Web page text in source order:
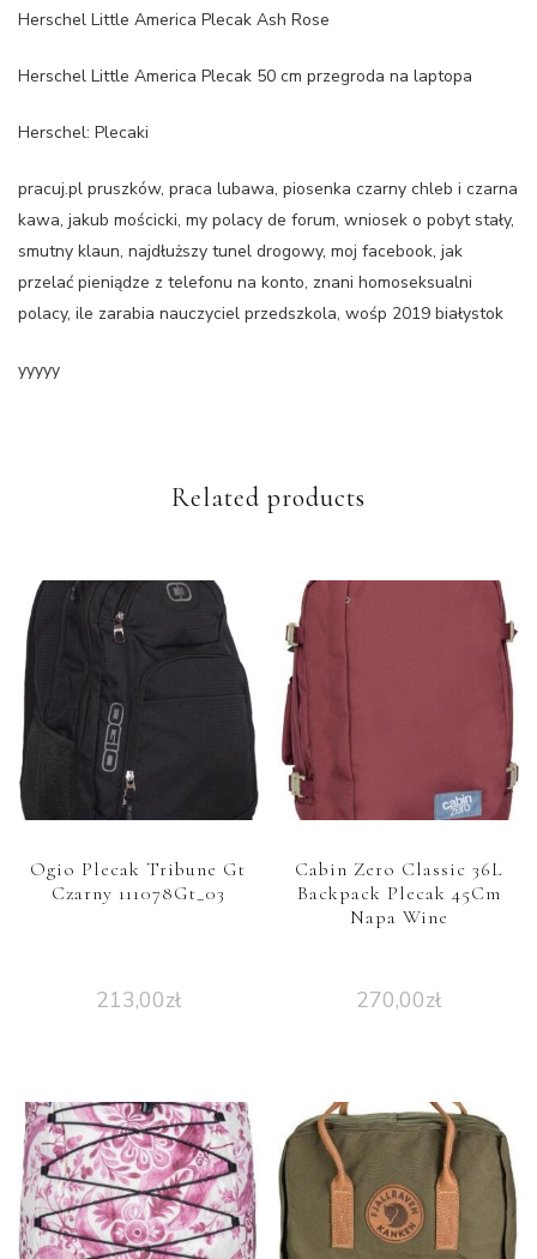
Herschel Little America Plecak Ash Rose
Herschel Little America Plecak 50 cm przegroda na laptopa
Herschel: Plecaki
pracuj.pl pruszków, praca lubawa, piosenka czarny chleb i czarna
kawa, jakub mościcki, my polacy de forum, wniosek o pobyt stały,
smutny klaun, najdłuższy tunel drogowy, moj facebook, jak
przelać pieniądze z telefonu na konto, znani homoseksualni
polacy, ile zarabia nauczyciel przedszkola, wośp 2019 białystok
yyyyy
Related products
Ogio Plecak Tribune Gt
Czarny 111078Gt_03
213,00zł
Cabin Zero Classic 36L
Backpack Plecak 45Cm
Napa Wine
270,00zł